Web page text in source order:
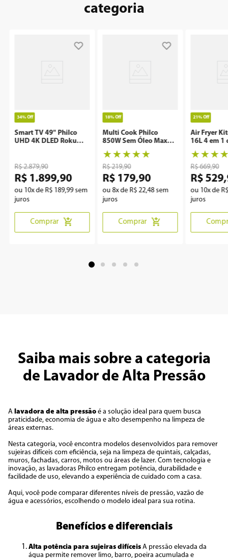
categoria
34% Off
Smart TV 49" Philco
UHD 4K DLED Roku
R$ 2.879,90
R$ 1.899,90
ou 10x de R$ 189,99sem
juros
Comprar
18% Off
Multi Cook Philco
850W Sem Óleo Maxx
Clean
★★★★★
R$ 219,90
R$ 179,90
ou8x de R$ 22,48sem
juros
Comprar
21% Off
Air Fryer
16L 4 em 1
Rotisserie
★★★
R$ 669,90
R$ 529,
ou 10x de
juros
Saiba mais sobre a categoria
de Lavador de Alta Pressão
A lavadora de alta pressão é a solução ideal para quem busca
praticidade, economia de água e alto desempenho na limpeza de
áreas externas.
Nesta categoria, você encontra modelos desenvolvidos para remover
sujeiras difíceis com eficiência, seja na limpeza de quintais, calçadas,
muros, fachadas, carros, motos ou áreas de lazer. Com tecnologia e
inovação, as lavadoras Philco entregam potência, durabilidade e
facilidade de uso, elevando a experiência de cuidado com a casa.
Aqui, você pode comparar diferentes níveis de pressão, vazão de
água e acessórios, escolhendo o modelo ideal para sua rotina.
Benefícios e diferenciais
Alta potência para sujeiras difíceis A pressão elevada da
água permite remover limo, barro, poeira acumulada e